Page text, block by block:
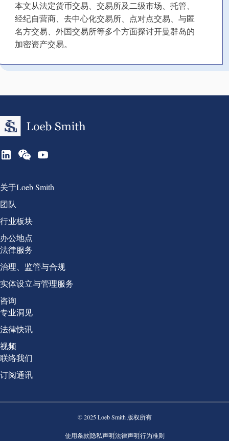
本文从法定货币交易、交易所及二级市场、托管、
经纪自营商、去中心化交易所、点对点交易、与匿
名方交易、外国交易所等多个方面探讨开曼群岛的
加密资产交易。
Group 1
关于Loeb Smith
团队
行业板块
办公地点
Group 2
法律服务
治理、监管与合规
实体设立与管理服务
咨询
Group 3
专业洞见
法律快讯
视频
Group 4
联络我们
订阅通讯
© 2025 Loeb Smith 版权所有
使用条款隐私声明法律声明行为准则